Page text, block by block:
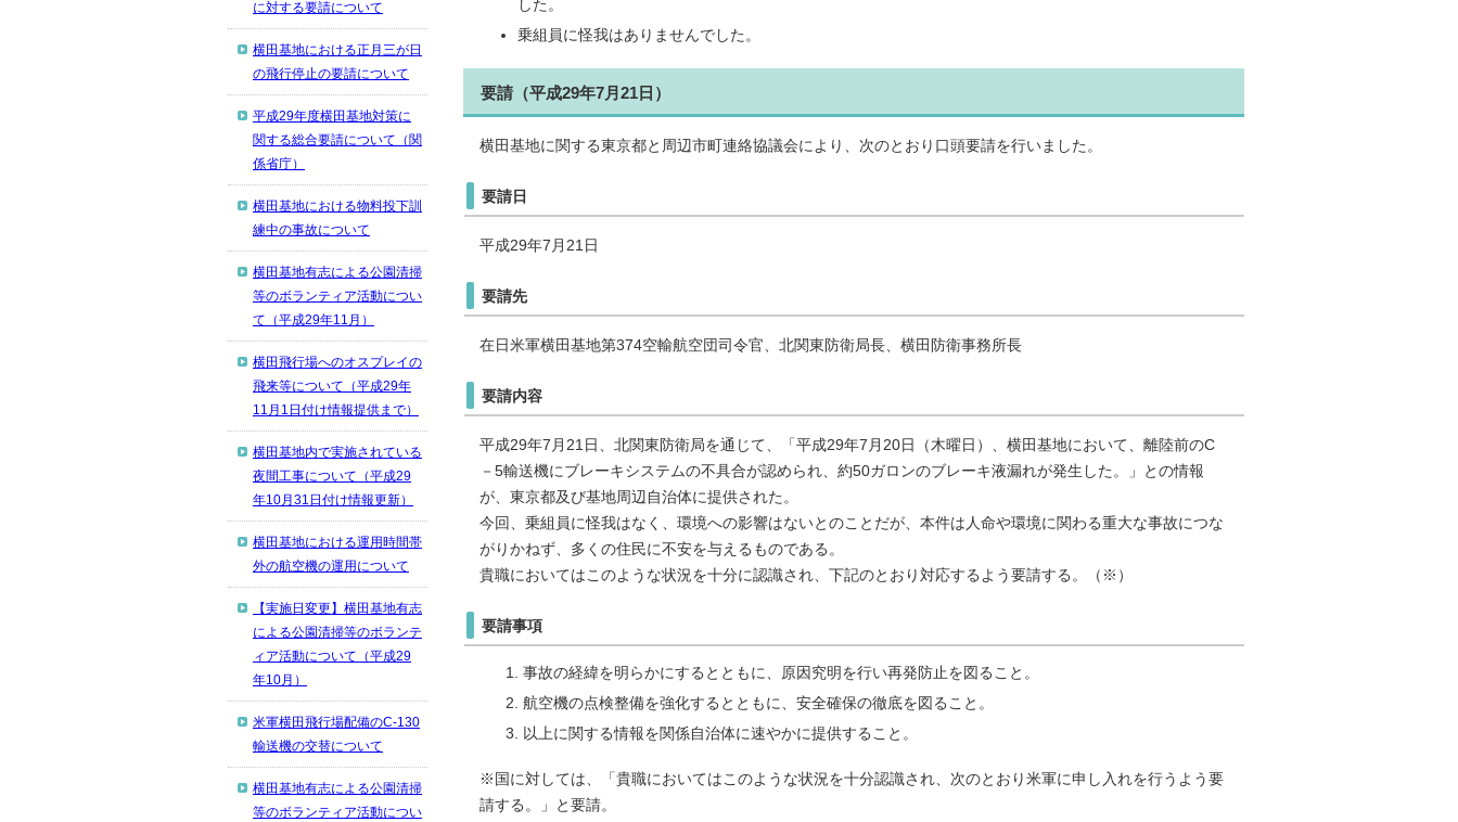
した。
乗組員に怪我はありませんでした。
要請（平成29年7月21日）
横田基地に関する東京都と周辺市町連絡協議会により、次のとおり口頭要請を行いました。
要請日
平成29年7月21日
要請先
在日米軍横田基地第374空輸航空団司令官、北関東防衛局長、横田防衛事務所長
要請内容
平成29年7月21日、北関東防衛局を通じて、「平成29年7月20日（木曜日）、横田基地において、離陸前のC
－5輸送機にブレーキシステムの不具合が認められ、約50ガロンのブレーキ液漏れが発生した。」との情報
が、東京都及び基地周辺自治体に提供された。
今回、乗組員に怪我はなく、環境への影響はないとのことだが、本件は人命や環境に関わる重大な事故につな
がりかねず、多くの住民に不安を与えるものである。
貴職においてはこのような状況を十分に認識され、下記のとおり対応するよう要請する。（※）
要請事項
事故の経緯を明らかにするとともに、原因究明を行い再発防止を図ること。
航空機の点検整備を強化するとともに、安全確保の徹底を図ること。
以上に関する情報を関係自治体に速やかに提供すること。
※国に対しては、「貴職においてはこのような状況を十分認識され、次のとおり米軍に申し入れを行うよう要
請する。」と要請。
に対する要請について
横田基地における正月三が日
の飛行停止の要請について
平成29年度横田基地対策に
関する総合要請について（関
係省庁）
横田基地における物料投下訓
練中の事故について
横田基地有志による公園清掃
等のボランティア活動につい
て（平成29年11月）
横田飛行場へのオスプレイの
飛来等について（平成29年
11月1日付け情報提供まで）
横田基地内で実施されている
夜間工事について（平成29
年10月31日付け情報更新）
横田基地における運用時間帯
外の航空機の運用について
【実施日変更】横田基地有志
による公園清掃等のボランテ
ィア活動について（平成29
年10月）
米軍横田飛行場配備のC-130
輸送機の交替について
横田基地有志による公園清掃
等のボランティア活動につい